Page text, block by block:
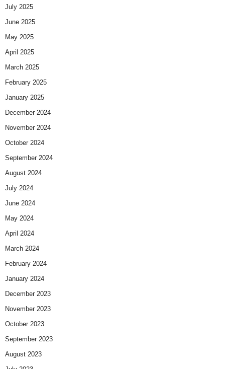
July 2025
June 2025
May 2025
April 2025
March 2025
February 2025
January 2025
December 2024
November 2024
October 2024
September 2024
August 2024
July 2024
June 2024
May 2024
April 2024
March 2024
February 2024
January 2024
December 2023
November 2023
October 2023
September 2023
August 2023